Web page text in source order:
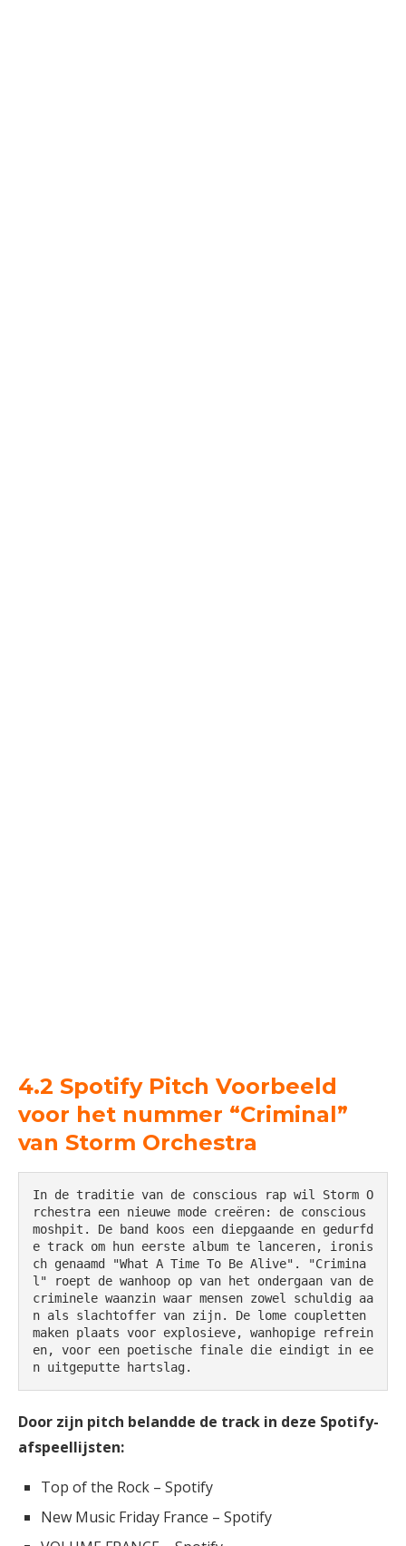
4.2 Spotify Pitch Voorbeeld
voor het nummer “Criminal”
van Storm Orchestra
In de traditie van de conscious rap wil Storm O
rchestra een nieuwe mode creëren: de conscious
moshpit. De band koos een diepgaande en gedurfd
e track om hun eerste album te lanceren, ironis
ch genaamd "What A Time To Be Alive". "Crimina
l" roept de wanhoop op van het ondergaan van de
criminele waanzin waar mensen zowel schuldig aa
n als slachtoffer van zijn. De lome coupletten
maken plaats voor explosieve, wanhopige refrein
en, voor een poetische finale die eindigt in ee
n uitgeputte hartslag.
Door zijn pitch belandde de track in deze Spotify-
afspeellijsten:
Top of the Rock – Spotify
New Music Friday France – Spotify